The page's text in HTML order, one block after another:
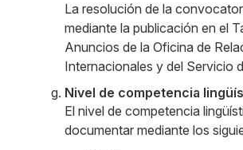
La resolución de la
mediante la publicación en el
Anuncios de la Oficina de
Internacionales y del Servicio
Nivel de competencia
El nivel de competencia
documentar mediante los